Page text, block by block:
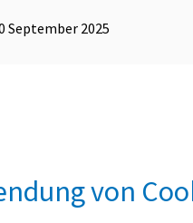
September 2025
von